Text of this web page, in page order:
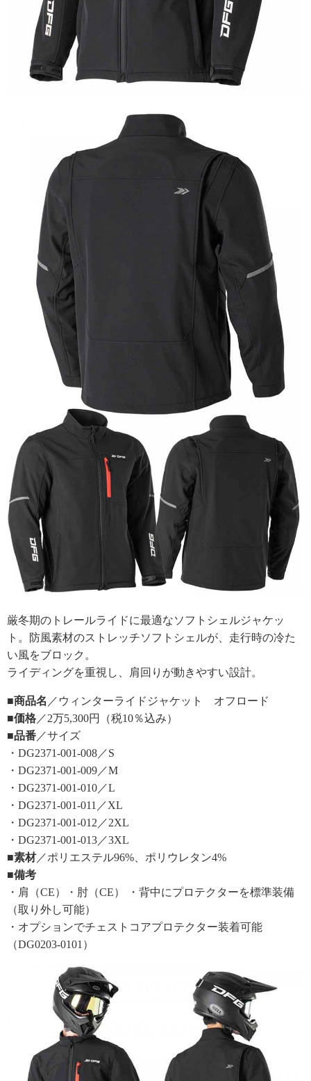
厳冬期のトレールライドに最適なソフトシェルジャケッ
ト。防風素材のストレッチソフトシェルが、走行時の冷た
い風をブロック。
ライディングを重視し、肩回りが動きやすい設計。
■商品名 ／ウィンターライドジャケット オフロード
■価格 ／2万5,300円（税10％込み）
■品番 ／サイズ
・DG2371-001-008／S
・DG2371-001-009／M
・DG2371-001-010／L
・DG2371-001-011／XL
・DG2371-001-012／2XL
・DG2371-001-013／3XL
■素材／ポリエステル96%、ポリウレタン4%
■備考
・肩（CE）・肘（CE） ・背中にプロテクターを標準装備
（取り外し可能）
・オプションでチェストコアプロテクター装着可能
（DG0203-0101）